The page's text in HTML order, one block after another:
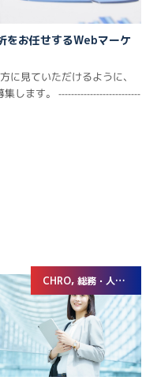
をお任せするWebマーケ
に見ていただけるように、
します。 --------------------------
CHRO, 総務・人事・労務